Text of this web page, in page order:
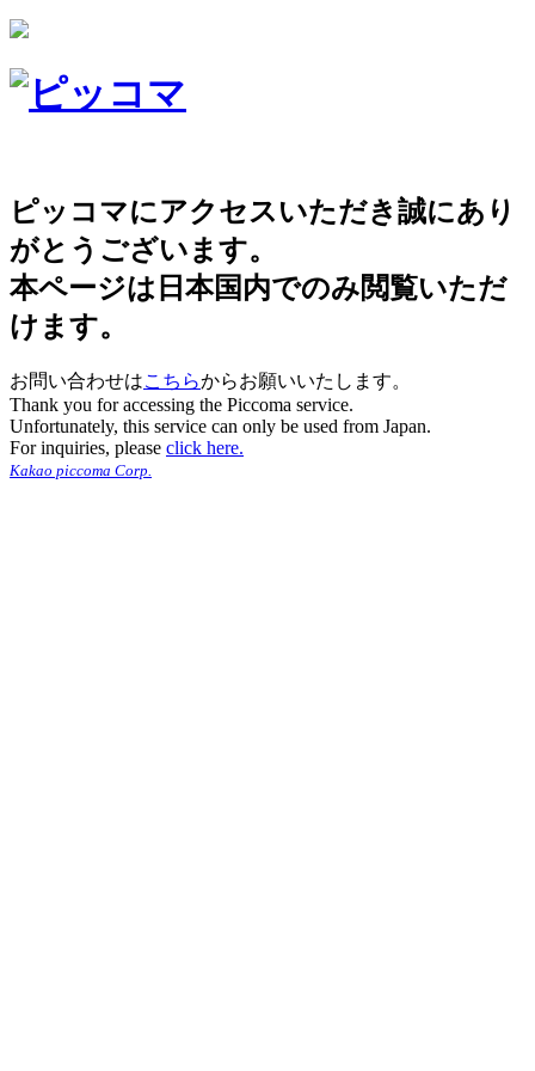
ピッコマにアクセスいただき誠にあり
がとうございます。
本ページは日本国内でのみ閲覧いただ
けます。
お問い合わせはこちらからお願いいたします。
Thank you for accessing the Piccoma service.
Unfortunately, this service can only be used from Japan.
For inquiries, please click here.
Kakao piccoma Corp.